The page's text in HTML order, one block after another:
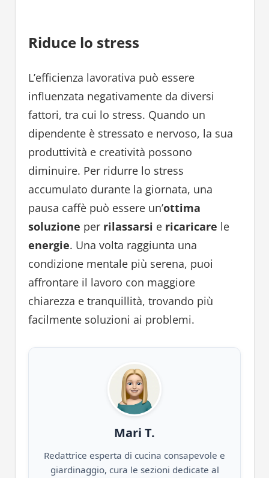
Riduce lo stress
L’efficienza lavorativa può essere
influenzata negativamente da diversi
fattori, tra cui lo stress. Quando un
dipendente è stressato e nervoso, la sua
produttività e creatività possono
diminuire. Per ridurre lo stress
accumulato durante la giornata, una
pausa caffè può essere un’ottima
soluzione per rilassarsi e ricaricare le
energie. Una volta raggiunta una
condizione mentale più serena, puoi
affrontare il lavoro con maggiore
chiarezza e tranquillità, trovando più
facilmente soluzioni ai problemi.
Mari T.
Redattrice esperta di cucina consapevole e
giardinaggio, cura le sezioni dedicate al